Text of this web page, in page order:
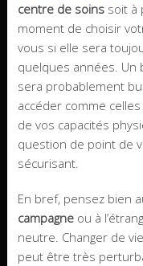
centre de soinssoit à
moment de choisir
vous si elle sera
quelques années. Un
sera probablement
accéder comme
de vos capacités
question de point de
sécurisant.
En bref, pensez bien
campagneou à
neutre. Changer de
peut être très